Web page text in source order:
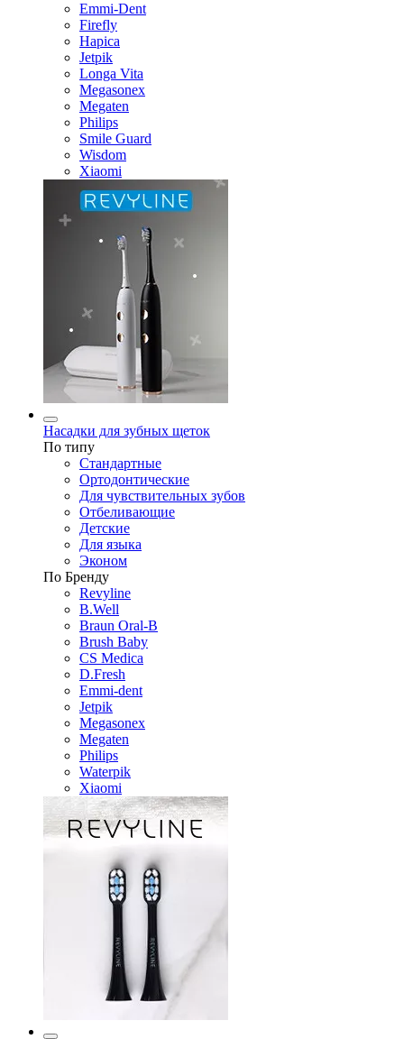
Emmi-Dent
Firefly
Hapica
Jetpik
Longa Vita
Megasonex
Megaten
Philips
Smile Guard
Wisdom
Xiaomi
Насадки для зубных щеток
По типу
Стандартные
Ортодонтические
Для чувствительных зубов
Отбеливающие
Детские
Для языка
Эконом
По Бренду
Revyline
B.Well
Braun Oral-B
Brush Baby
CS Medica
D.Fresh
Emmi-dent
Jetpik
Megasonex
Megaten
Philips
Waterpik
Xiaomi